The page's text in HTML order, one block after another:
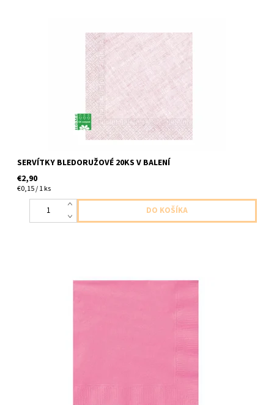
papierove servitky bledo ruzove 3vrstvove 20ks v balení
SERVÍTKY BLEDORUŽOVÉ 20KS V BALENÍ
€2,90
€0,15 / 1 ks